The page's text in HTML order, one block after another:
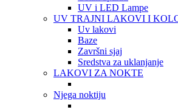
UV i LED Lampe
UV TRAJNI LAKOVI I
Uv lakovi
Baze
Završni sjaj
Sredstva za uklanjanje
LAKOVI ZA NOKTE
Njega noktiju